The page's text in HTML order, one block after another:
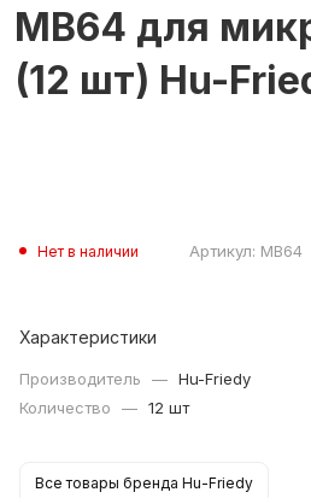
MB64 для
(12 шт) Hu-
Нет в наличии Артикул: MB64
Характеристики
Производитель — Hu-Friedy
Количество
— 12 шт
Все товары бренда Hu-Friedy